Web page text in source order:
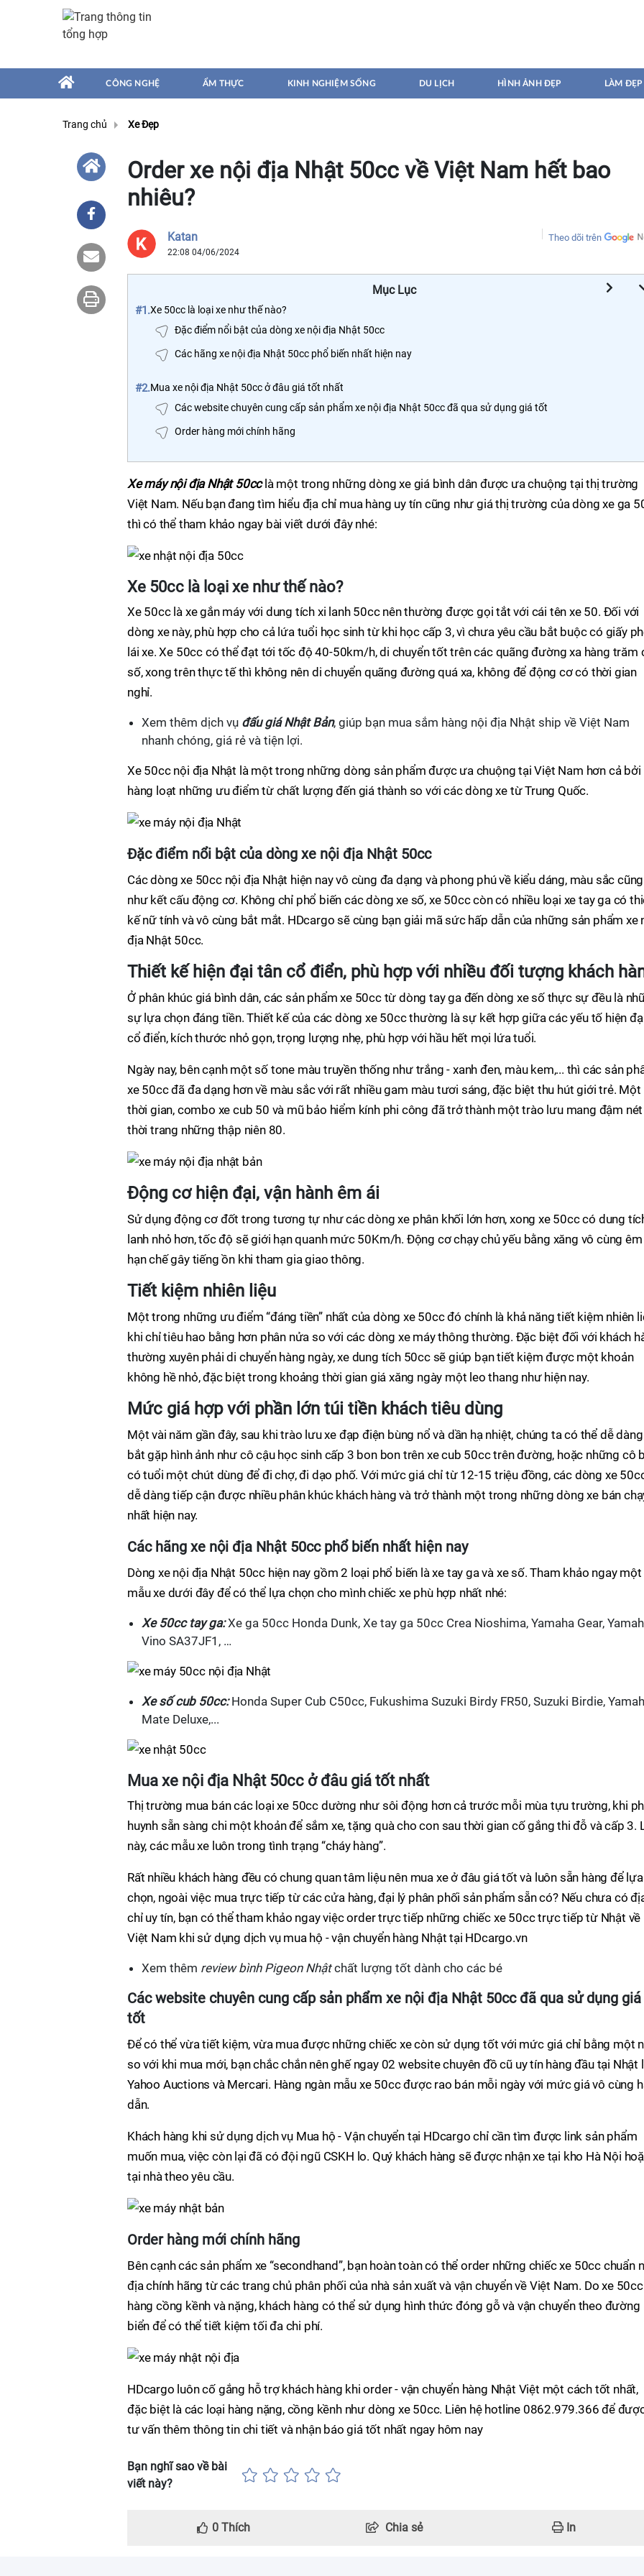
CÔNG NGHỆ ẨM THỰC KINH NGHIỆM SỐNG DU LỊCH HÌNH ẢNH ĐẸP LÀM ĐẸP
Trang chủ Xe Đẹp
Order xe nội địa Nhật 50cc về Việt Nam hết bao
nhiêu?
Katan
22:08 04/06/2024
Theo dõi trên
Mục Lục
#1.Xe 50cc là loại xe như thế nào?
Đặc điểm nổi bật của dòng xe nội địa Nhật 50cc
Các hãng xe nội địa Nhật 50cc phổ biến nhất hiện nay
#2.Mua xe nội địa Nhật 50cc ở đâu giá tốt nhất
Các website chuyên cung cấp sản phẩm xe nội địa Nhật 50cc đã qua sử dụng giá tốt
Order hàng mới chính hãng
Xe máy nội địa Nhật 50cc là một trong những dòng xe giá bình dân được ưa chuộng tại thị trường
Việt Nam. Nếu bạn đang tìm hiểu địa chỉ mua hàng uy tín cũng như giá thị trường của dòng xe ga
thì có thể tham khảo ngay bài viết dưới đây nhé:
Xe 50cc là loại xe như thế nào?
Xe 50cc là xe gắn máy với dung tích xi lanh 50cc nên thường được gọi tắt với cái tên xe 50. Đối với
dòng xe này, phù hợp cho cả lứa tuổi học sinh từ khi học cấp 3, vì chưa yêu cầu bắt buộc có giấy
lái xe. Xe 50cc có thể đạt tới tốc độ 40-50km/h, di chuyển tốt trên các quãng đường xa hàng trăm
số, xong trên thực tế thì không nên di chuyển quãng đường quá xa, không để động cơ có thời gian
nghỉ.
Xem thêm dịch vụ đấu giá Nhật Bản, giúp bạn mua sắm hàng nội địa Nhật ship về Việt Nam
nhanh chóng, giá rẻ và tiện lợi.
Xe 50cc nội địa Nhật là một trong những dòng sản phẩm được ưa chuộng tại Việt Nam hơn cả bởi
hàng loạt những ưu điểm từ chất lượng đến giá thành so với các dòng xe từ Trung Quốc.
Đặc điểm nổi bật của dòng xe nội địa Nhật 50cc
Các dòng xe 50cc nội địa Nhật hiện nay vô cùng đa dạng và phong phú về kiểu dáng, màu sắc cũng
như kết cấu động cơ. Không chỉ phổ biến các dòng xe số, xe 50cc còn có nhiều loại xe tay ga có
kế nữ tính và vô cùng bắt mắt. HDcargo sẽ cùng bạn giải mã sức hấp dẫn của những sản phẩm xe
địa Nhật 50cc.
Thiết kế hiện đại tân cổ điển, phù hợp với nhiều đối tượng khách
Ở phân khúc giá bình dân, các sản phẩm xe 50cc từ dòng tay ga đến dòng xe số thực sự đều là
sự lựa chọn đáng tiền. Thiết kế của các dòng xe 50cc thường là sự kết hợp giữa các yếu tố hiện
cổ điển, kích thước nhỏ gọn, trọng lượng nhẹ, phù hợp với hầu hết mọi lứa tuổi.
Ngày nay, bên cạnh một số tone màu truyền thống như trắng - xanh đen, màu kem,... thì các sản
xe 50cc đã đa dạng hơn về màu sắc với rất nhiều gam màu tươi sáng, đặc biệt thu hút giới trẻ. Một
thời gian, combo xe cub 50 và mũ bảo hiểm kính phi công đã trở thành một trào lưu mang đậm nét
thời trang những thập niên 80.
Động cơ hiện đại, vận hành êm ái
Sử dụng động cơ đốt trong tương tự như các dòng xe phân khối lớn hơn, xong xe 50cc có dung
lanh nhỏ hơn, tốc độ sẽ giới hạn quanh mức 50Km/h. Động cơ chạy chủ yếu bằng xăng vô cùng êm
hạn chế gây tiếng ồn khi tham gia giao thông.
Tiết kiệm nhiên liệu
Một trong những ưu điểm “đáng tiền” nhất của dòng xe 50cc đó chính là khả năng tiết kiệm nhiên
khi chỉ tiêu hao bằng hơn phân nửa so với các dòng xe máy thông thường. Đặc biệt đối với khách
thường xuyên phải di chuyển hàng ngày, xe dung tích 50cc sẽ giúp bạn tiết kiệm được một khoản
không hề nhỏ, đặc biệt trong khoảng thời gian giá xăng ngày một leo thang như hiện nay.
Mức giá hợp với phần lớn túi tiền khách tiêu dùng
Một vài năm gần đây, sau khi trào lưu xe đạp điện bùng nổ và dần hạ nhiệt, chúng ta có thể dễ dàng
bắt gặp hình ảnh như cô cậu học sinh cấp 3 bon bon trên xe cub 50cc trên đường, hoặc những cô
có tuổi một chút dùng để đi chợ, đi dạo phố. Với mức giá chỉ từ 12-15 triệu đồng, các dòng xe
dễ dàng tiếp cận được nhiều phân khúc khách hàng và trở thành một trong những dòng xe bán
nhất hiện nay.
Các hãng xe nội địa Nhật 50cc phổ biến nhất hiện nay
Dòng xe nội địa Nhật 50cc hiện nay gồm 2 loại phổ biến là xe tay ga và xe số. Tham khảo ngay
mẫu xe dưới đây để có thể lựa chọn cho mình chiếc xe phù hợp nhất nhé:
Xe 50cc tay ga:Xe ga 50cc Honda Dunk, Xe tay ga 50cc Crea Nioshima, Yamaha Gear,
Vino SA37JF1, …
Xe số cub 50cc:Honda Super Cub C50cc, Fukushima Suzuki Birdy FR50, Suzuki Birdie,
Mate Deluxe,...
Mua xe nội địa Nhật 50cc ở đâu giá tốt nhất
Thị trường mua bán các loại xe 50cc dường như sôi động hơn cả trước mỗi mùa tựu trường, khi
huynh sẵn sàng chi một khoản để sắm xe, tặng quà cho con sau thời gian cố gắng thi đỗ và cấp 3.
này, các mẫu xe luôn trong tình trạng “cháy hàng”.
Rất nhiều khách hàng đều có chung quan tâm liệu nên mua xe ở đâu giá tốt và luôn sẵn hàng để lựa
chọn, ngoài việc mua trực tiếp từ các cửa hàng, đại lý phân phối sản phẩm sẵn có? Nếu chưa có
chỉ uy tín, bạn có thể tham khảo ngay việc order trực tiếp những chiếc xe 50cc trực tiếp từ Nhật về
Việt Nam khi sử dụng dịch vụ mua hộ - vận chuyển hàng Nhật tại HDcargo.vn
Xem thêm review bình Pigeon Nhậtchất lượng tốt dành cho các bé
Các website chuyên cung cấp sản phẩm xe nội địa Nhật 50cc đã qua sử dụng giá
tốt
Để có thể vừa tiết kiệm, vừa mua được những chiếc xe còn sử dụng tốt với mức giá chỉ bằng một
so với khi mua mới, bạn chắc chắn nên ghế ngay 02 website chuyên đồ cũ uy tín hàng đầu tại Nhật
Yahoo Auctions và Mercari. Hàng ngàn mẫu xe 50cc được rao bán mỗi ngày với mức giá vô cùng
dẫn.
Khách hàng khi sử dụng dịch vụ Mua hộ - Vận chuyển tại HDcargo chỉ cần tìm được link sản phẩm
muốn mua, việc còn lại đã có đội ngũ CSKH lo. Quý khách hàng sẽ được nhận xe tại kho Hà Nội
tại nhà theo yêu cầu.
Order hàng mới chính hãng
Bên cạnh các sản phẩm xe “secondhand”, bạn hoàn toàn có thể order những chiếc xe 50cc chuẩn
địa chính hãng từ các trang chủ phân phối của nhà sản xuất và vận chuyển về Việt Nam. Do xe
hàng cồng kềnh và nặng, khách hàng có thể sử dụng hình thức đóng gỗ và vận chuyển theo đường
biển để có thể tiết kiệm tối đa chi phí.
HDcargo luôn cố gắng hỗ trợ khách hàng khi order - vận chuyển hàng Nhật Việt một cách tốt nhất,
đặc biệt là các loại hàng nặng, cồng kềnh như dòng xe 50cc. Liên hệ hotline 0862.979.366 để
tư vấn thêm thông tin chi tiết và nhận báo giá tốt nhất ngay hôm nay
Bạn nghĩ sao về bài
viết này?
0 Thích Chia sẻ In